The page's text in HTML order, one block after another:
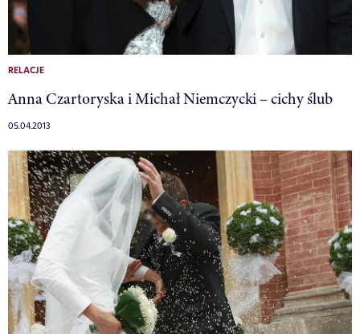
RELACJE
Anna Czartoryska i Michał Niemczycki – cichy ślub
05.04.2013